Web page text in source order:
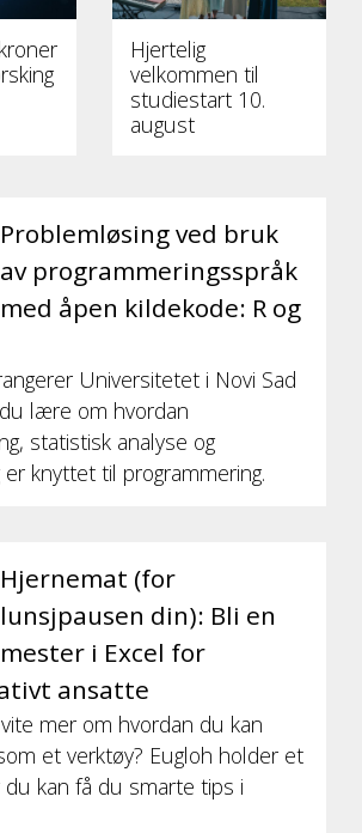
Hjertelig
velkommen til
studiestart 10.
august
Problemløsing ved bruk
av programmeringsspråk
med åpen kildekode: R og
Universitetet i Novi Sad
lære om hvordan
statistisk analyse og
knyttet til programmering.
Hjernemat (for
lunsjpausen din): Bli en
mester i Excel for
ansatte
mer om hvordan du kan
et verktøy? Eugloh holder et
kan få du smarte tips i